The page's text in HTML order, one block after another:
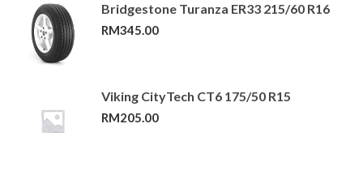
Bridgestone Turanza ER33 215/60 R16
RM345.00
Viking CityTech CT6 175/50 R15
RM205.00